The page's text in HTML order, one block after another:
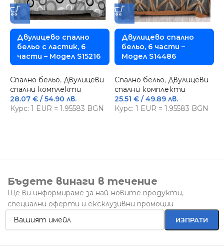
Двулицево спално
бельо с ластик, 6
части – Модел S15216
Спално бельо, Двулицеви
спални комплекти
28.07 € / 54.90 лв.
Курс: 1 EUR = 1.95583 BGN
Двулицево спално
бельо, 6 части –
Модел S14486
Спално бельо, Двулицеви
спални комплекти
25.51 €/ 49.89 лв.
Курс: 1 EUR = 1.95583 BGN
Бъдете винаги в течение
Ще ви информираме за най-новите продукти,
специални оферти и ексклузивни промоции